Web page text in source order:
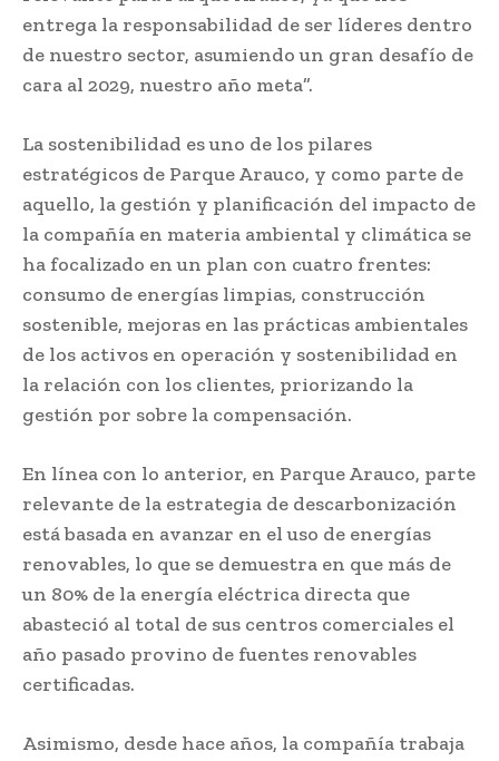
entrega la responsabilidad de ser líderes dentro
de nuestro sector, asumiendo un gran desafío de
cara al 2029, nuestro año meta”.
La sostenibilidad es uno de los pilares
estratégicos de Parque Arauco, y como parte de
aquello, la gestión y planificación del impacto de
la compañía en materia ambiental y climática se
ha focalizado en un plan con cuatro frentes:
consumo de energías limpias, construcción
sostenible, mejoras en las prácticas ambientales
de los activos en operación y sostenibilidad en
la relación con los clientes, priorizando la
gestión por sobre la compensación.
En línea con lo anterior, en Parque Arauco, parte
relevante de la estrategia de descarbonización
está basada en avanzar en el uso de energías
renovables, lo que se demuestra en que más de
un 80% de la energía eléctrica directa que
abasteció al total de sus centros comerciales el
año pasado provino de fuentes renovables
certificadas.
Asimismo, desde hace años, la compañía trabaja